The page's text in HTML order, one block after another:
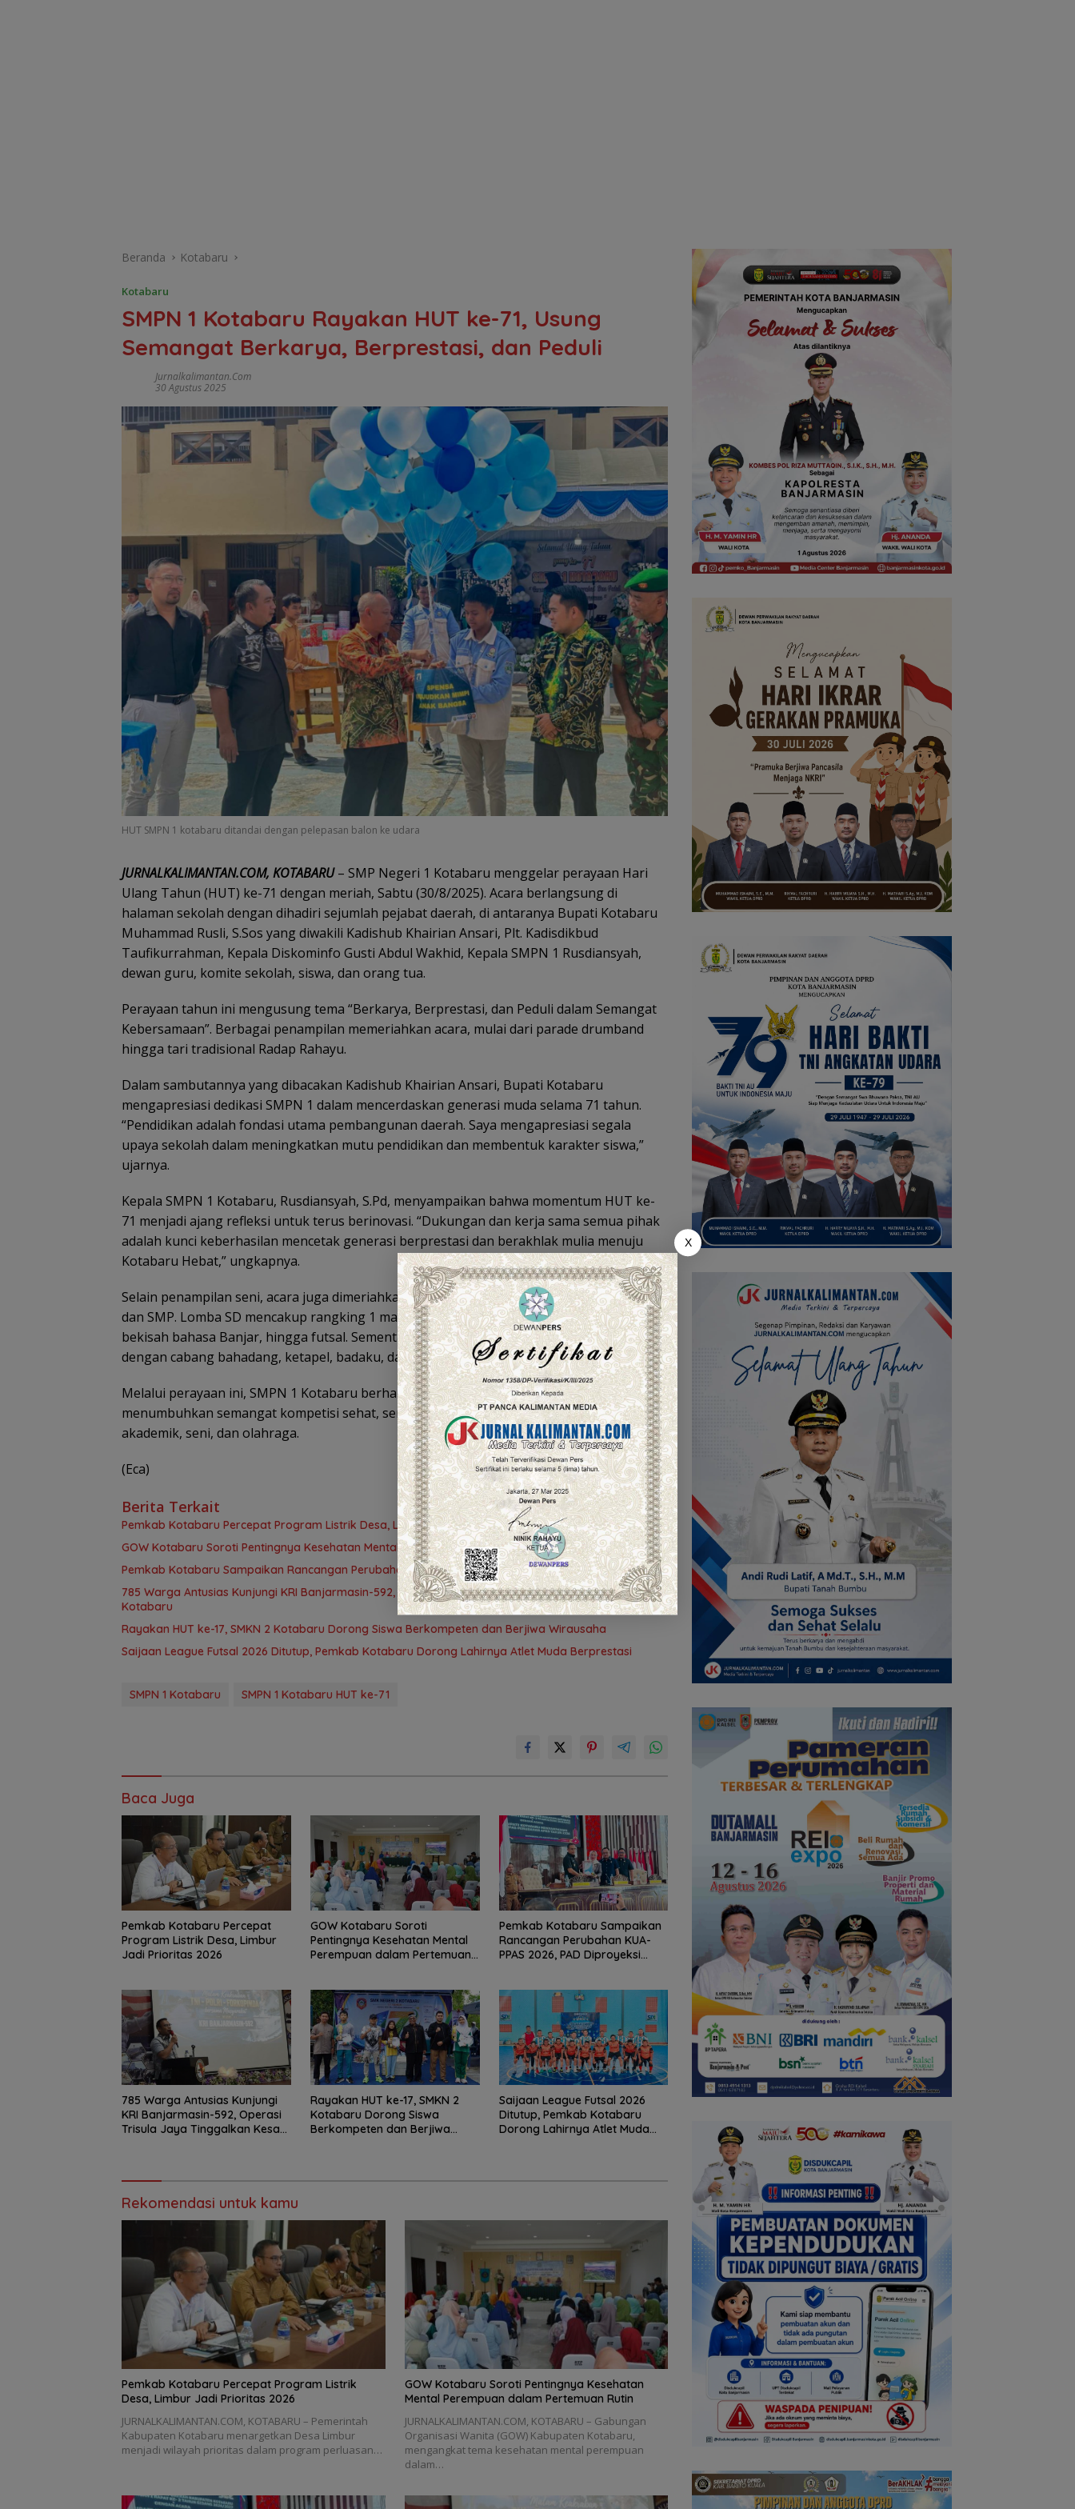
Beranda Kotabaru
Kotabaru
SMPN 1 Kotabaru Rayakan HUT ke-71, Usung
Semangat Berkarya, Berprestasi, dan Peduli
Jurnalkalimantan.com
30 Agustus 2025
HUT SMPN 1 kotabaru ditandai dengan pelepasan balon ke udara
JURNALKALIMANTAN.COM, KOTABARU– SMP Negeri 1 Kotabaru menggelar perayaan Hari
Ulang Tahun (HUT) ke-71 dengan meriah, Sabtu (30/8/2025). Acara berlangsung di
halaman sekolah dengan dihadiri sejumlah pejabat daerah, di antaranya Bupati Kotabaru
Muhammad Rusli, S.Sos yang diwakili Kadishub Khairian Ansari, Plt. Kadisdikbud
Taufikurrahman, Kepala Diskominfo Gusti Abdul Wakhid, Kepala SMPN 1 Rusdiansyah,
dewan guru, komite sekolah, siswa, dan orang tua.
Perayaan tahun ini mengusung tema “Berkarya, Berprestasi, dan Peduli dalam Semangat
Kebersamaan”. Berbagai penampilan memeriahkan acara, mulai dari parade drumband
hingga tari tradisional Radap Rahayu.
Dalam sambutannya yang dibacakan Kadishub Khairian Ansari, Bupati Kotabaru
mengapresiasi dedikasi SMPN 1 dalam mencerdaskan generasi muda selama 71 tahun.
“Pendidikan adalah fondasi utama pembangunan daerah. Saya mengapresiasi segala
upaya sekolah dalam meningkatkan mutu pendidikan dan membentuk karakter siswa,”
ujarnya.
Kepala SMPN 1 Kotabaru, Rusdiansyah, S.Pd, menyampaikan bahwa momentum HUT ke-
71 menjadi ajang refleksi untuk terus berinovasi. “Dukungan dan kerja sama semua pihak
adalah kunci keberhasilan mencetak generasi berprestasi dan berakhlak mulia menuju
Kotabaru Hebat,” ungkapnya.
Selain penampilan seni, acara juga dimeriahkan dengan berbagai lomba untuk tingkat SD
dan SMP. Lomba SD mencakup rangking 1 matematika, menyanyi solo, musik tradisional,
bekisah bahasa Banjar, hingga futsal. Sementara itu, lomba tingkat SMP diikuti 775 siswa
dengan cabang bahadang, ketapel, badaku, dan balogo.
Melalui perayaan ini, SMPN 1 Kotabaru berharap dapat mempererat silaturahmi,
menumbuhkan semangat kompetisi sehat, serta mengembangkan potensi siswa di bidang
akademik, seni, dan olahraga.
(Eca)
Berita Terkait
Pemkab Kotabaru Percepat Program Listrik Desa, Limbur Jadi Prioritas 2026
GOW Kotabaru Soroti Pentingnya Kesehatan Mental Perempuan dalam Pertemuan Rutin
Pemkab Kotabaru Sampaikan Rancangan Perubahan KUA-PPAS 2026, PAD Diproyeksi Rp557,7 Miliar
785 Warga Antusias Kunjungi KRI Banjarmasin-592, Operasi Trisula Jaya Tinggalkan Kesan di
Kotabaru
Rayakan HUT ke-17, SMKN 2 Kotabaru Dorong Siswa Berkompeten dan Berjiwa Wirausaha
Saijaan League Futsal 2026 Ditutup, Pemkab Kotabaru Dorong Lahirnya Atlet Muda Berprestasi
SMPN 1 Kotabaru SMPN 1 Kotabaru HUT ke-71
Baca Juga
Pemkab Kotabaru Percepat
Program Listrik Desa, Limbur
Jadi Prioritas 2026
GOW Kotabaru Soroti
Pentingnya Kesehatan Mental
Perempuan dalam Pertemuan
Pemkab Kotabaru Sampaikan
Rancangan Perubahan KUA-
PPAS 2026, PAD Diproyeksi
785 Warga Antusias Kunjungi
KRI Banjarmasin-592, Operasi
Trisula Jaya Tinggalkan Kesan
Rayakan HUT ke-17, SMKN 2
Kotabaru Dorong Siswa
Berkompeten dan Berjiwa
Saijaan League Futsal 2026
Ditutup, Pemkab Kotabaru
Dorong Lahirnya Atlet Muda
Rekomendasi untuk kamu
Pemkab Kotabaru Percepat Program Listrik
Desa, Limbur Jadi Prioritas 2026
JURNALKALIMANTAN.COM, KOTABARU – Pemerintah
Kabupaten Kotabaru menargetkan Desa Limbur
menjadi wilayah prioritas dalam program perluasan…
GOW Kotabaru Soroti Pentingnya Kesehatan
Mental Perempuan dalam Pertemuan Rutin
JURNALKALIMANTAN.COM, KOTABARU – Gabungan
Organisasi Wanita (GOW) Kabupaten Kotabaru,
mengangkat tema kesehatan mental perempuan
dalam…
X